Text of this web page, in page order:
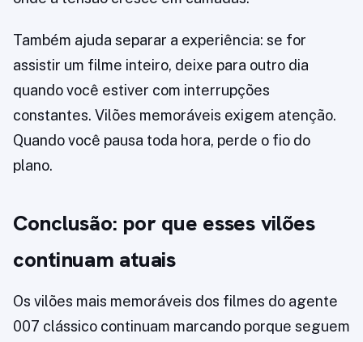
Também ajuda separar a experiência: se for
assistir um filme inteiro, deixe para outro dia
quando você estiver com interrupções
constantes. Vilões memoráveis exigem atenção.
Quando você pausa toda hora, perde o fio do
plano.
Conclusão: por que esses vilões
continuam atuais
Os vilões mais memoráveis dos filmes do agente
007 clássico continuam marcando porque seguem